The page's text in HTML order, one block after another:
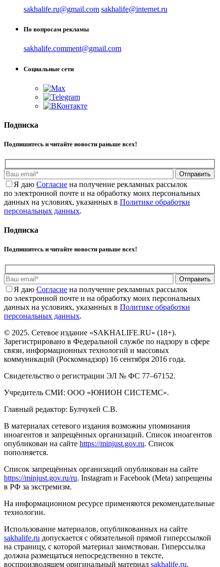
sakhalife.ru@gmail.com sakhalife@internet.ru
По вопросам рекламы
sakhalife.comment@gmail.com
Социальные сети
Подписка
Подпишитесь и читайте новости раньше всех!
Отправить
Я даю Cогласие на получение рекламных рассылок
по электронной почте и на обработку моих персональных
данных на условиях, указанных в Политике обработки
персональных данных.
Подписка
Подпишитесь и читайте новости раньше всех!
Отправить
Я даю Cогласие на получение рекламных рассылок
по электронной почте и на обработку моих персональных
данных на условиях, указанных в Политике обработки
персональных данных.
© 2025. Сетевое издание «SAKHALIFE.RU» (18+).
Зарегистрировано в Федеральной службе по надзору в сфере
связи, информационных технологий и массовых
коммуникаций (Роскомнадзор) 16 сентября 2016 года.
Свидетельство о регистрации ЭЛ № ФС 77–67152.
Учредитель СМИ: ООО «ЮНИОН СИСТЕМС».
Главный редактор: Булчукей С.В.
В материалах сетевого издания возможны упоминания
иноагентов и запрещённых организаций. Список иноагентов
опубликован на сайте https://minjust.gov.ru. Список
пополняется.
Список запрещённых организаций опубликован на сайте
https://minjust.gov.ru/ru. Instagram и Facebook (Metа) запрещены
в РФ за экстремизм.
На информационном ресурсе применяются рекомендательные
технологии.
Использование материалов, опубликованных на сайте
sakhalife.ru допускается с обязательной прямой гиперссылкой
на страницу, с которой материал заимствован. Гиперссылка
должна размещаться непосредственно в тексте,
воспроизводящем оригинальный материал sakhalife.ru,